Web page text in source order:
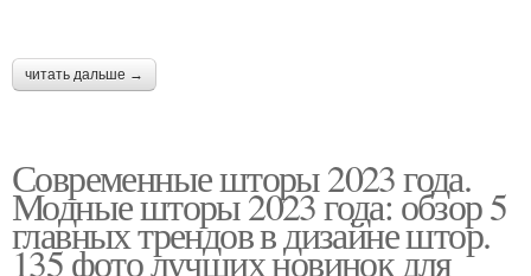
Эксплуатация за
Кухни с синими
читать дальше →
Современные шторы 2023 года.
Модные шторы 2023 года: обзор 5
главных трендов в дизайне штор.
135 фото лучших новинок для